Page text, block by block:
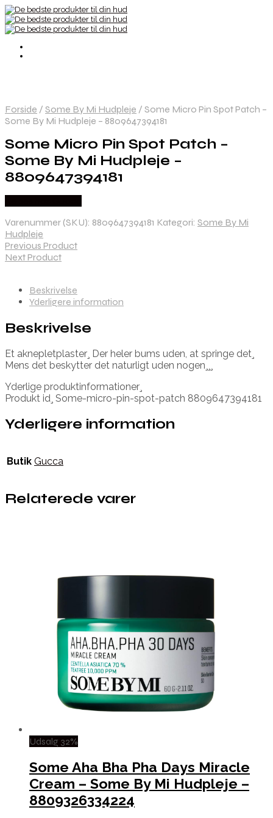
Forside / Some By Mi Hudpleje / Some Micro Pin Spot Patch –
Some By Mi Hudpleje – 8809647394181
Some Micro Pin Spot Patch –
Some By Mi Hudpleje –
8809647394181
Varenummer (SKU): 8809647394181 Kategori: Some By Mi
Hudpleje
Previous Product
Next Product
Beskrivelse
Yderligere information
Beskrivelse
Et aknepletplaster¸ Der heler bums uden, at springe det¸
Mens det beskytter det naturligt uden nogen¸¸¸
Yderlige produktinformationer¸
Produkt id¸ Some-micro-pin-spot-patch 8809647394181
Yderligere information
Butik Gucca
Relaterede varer
Udsalg 32%
Some Aha Bha Pha Days Miracle
Cream – Some By Mi Hudpleje –
8809326334224